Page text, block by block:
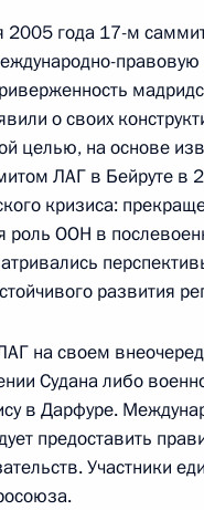
в
14
года 17-м
правовую
о своих
целью, на основе
ЛАГ в Бейруте в
кризиса:
роль ООН в
развития
на своем
Судана либо
в Дарфуре.
предоставить
Участники